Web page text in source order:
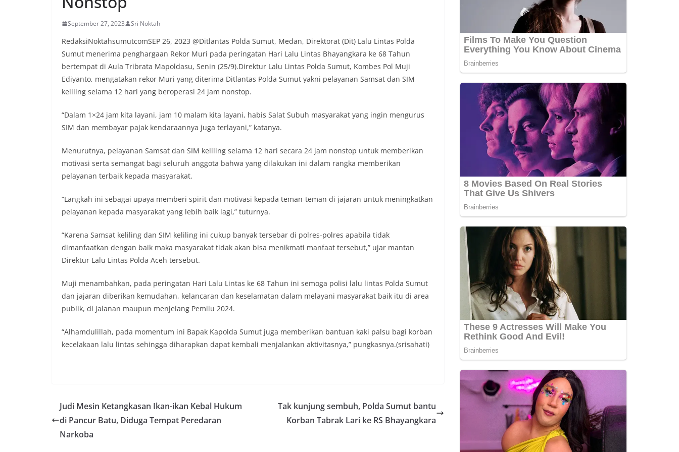
silaturahmi sekaligus menyampaikan pesan-pesan
kamtibmas. Kehadiran petugas disambut baik oleh warga,
yang sebagian besar tengah bersiap menyambut
momentum HUT Kemerdekaan RI dengan berbagai
persiapan di lingkungan masing-masing.‎Dalam dialog yang
berlangsung akrab, Bhabinkamtibmas menyapa warga,
menanyakan kondisi keamanan dan kenyamanan
komunikasi dua arah agar warga dapat menyampaikan
keluhan maupun informasi terkait situasi kamtibmas di
dalam kegiatan sambang ini adalah imbauan kepada
warga untuk memasang bendera Merah Putih secara
penuh, bukan setengah tiang, sebagai bentuk
penghormatan dan rasa cinta tanah air menjelang
bahwa pemasangan bendera dengan benar merupakan
salah satu wujud nyata partisipasi masyarakat dalam
memperingati hari bersejarah bangsa Indonesia.‎‎”Kami
mempersiapkan dan memasang bendera Merah Putih di
depan rumah masing-masing secara penuh. Ini adalah
bentuk penghormatan kita bersama terhadap perjuangan
Aiptu Muliyadi Suraukur saat berdialog dengan warga.‎‎Ia
juga menambahkan agar warga memperhatikan kondisi
bendera yang akan dikibarkan, memastikan bendera
dalam keadaan bersih, tidak sobek, dan layak untuk
menyampaikan imbauan terkait bendera, kegiatan
sambang DDS ini juga dimanfaatkan sebagai sarana
deteksi dini (early warning) guna mengantisipasi potensi
kondusivitas wilayah, khususnya menjelang perayaan HUT
Kemerdekaan RI yang biasanya diwarnai dengan berbagai
September 27, 2023 Sri Noktah
RedaksiNoktahsumutcomSEP 26, 2023 @Ditlantas Polda Sumut, Medan, Direktorat (Dit) Lalu Lintas Polda
Sumut menerima penghargaan Rekor Muri pada peringatan Hari Lalu Lintas Bhayangkara ke 68 Tahun
bertempat di Aula Tribrata Mapoldasu, Senin (25/9).Direktur Lalu Lintas Polda Sumut, Kombes Pol Muji
Ediyanto, mengatakan rekor Muri yang diterima Ditlantas Polda Sumut yakni pelayanan Samsat dan SIM
keliling selama 12 hari yang beroperasi 24 jam nonstop.
“Dalam 1×24 jam kita layani, jam 10 malam kita layani, habis Salat Subuh masyarakat yang ingin mengurus
SIM dan membayar pajak kendaraannya juga terlayani,” katanya.
Menurutnya, pelayanan Samsat dan SIM keliling selama 12 hari secara 24 jam nonstop untuk memberikan
motivasi serta semangat bagi seluruh anggota bahwa yang dilakukan ini dalam rangka memberikan
pelayanan terbaik kepada masyarakat.
“Langkah ini sebagai upaya memberi spirit dan motivasi kepada teman-teman di jajaran untuk meningkatkan
pelayanan kepada masyarakat yang lebih baik lagi,” tuturnya.
“Karena Samsat keliling dan SIM keliling ini cukup banyak tersebar di polres-polres apabila tidak
dimanfaatkan dengan baik maka masyarakat tidak akan bisa menikmati manfaat tersebut,” ujar mantan
Direktur Lalu Lintas Polda Aceh tersebut.
Muji menambahkan, pada peringatan Hari Lalu Lintas ke 68 Tahun ini semoga polisi lalu lintas Polda Sumut
dan jajaran diberikan kemudahan, kelancaran dan keselamatan dalam melayani masyarakat baik itu di area
publik, di jalanan maupun menjelang Pemilu 2024.
“Alhamdulillah, pada momentum ini Bapak Kapolda Sumut juga memberikan bantuan kaki palsu bagi korban
kecelakaan lalu lintas sehingga diharapkan dapat kembali menjalankan aktivitasnya,” pungkasnya.(srisahati)
Judi Mesin Ketangkasan Ikan-ikan Kebal Hukum
di Pancur Batu, Diduga Tempat Peredaran
Narkoba
Tak kunjung sembuh, Polda Sumut bantu
Korban Tabrak Lari ke RS Bhayangkara